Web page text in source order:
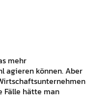
mehr
agieren können. Aber
Fälle hätte man